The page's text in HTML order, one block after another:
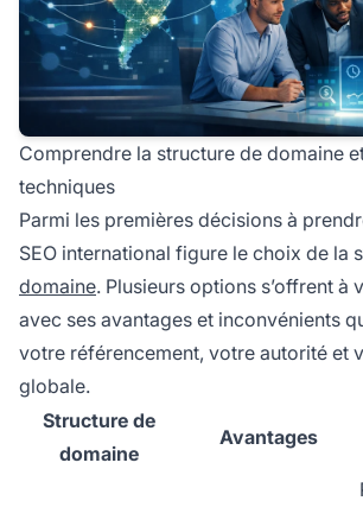
Comprendre la structure de domaine
techniques
Parmi les premières décisions à
SEO international figure le choix de la
domaine. Plusieurs options s’offrent à
avec ses avantages et inconvénients
votre référencement, votre autorité et
globale.
Structure de
domaine
Avantages